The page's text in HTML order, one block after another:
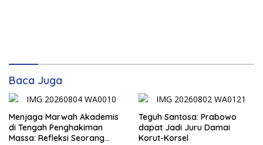
Baca Juga
Menjaga Marwah Akademis
di Tengah Penghakiman
Massa: Refleksi Seorang
Teguh Santosa: Prabowo
dapat Jadi Juru Damai
Korut-Korsel